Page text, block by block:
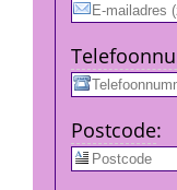
Post­code: